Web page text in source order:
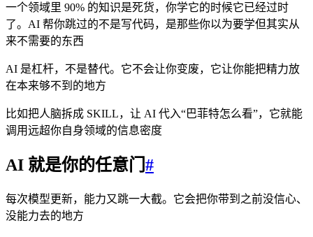
一个领域里 90% 的知识是死货，你学它的时候它已经过时
了。AI 帮你跳过的不是写代码，是那些你以为要学但其实从
来不需要的东西
AI 是杠杆，不是替代。它不会让你变废，它让你能把精力放
在本来够不到的地方
比如把人脑拆成 SKILL，让 AI 代入“巴菲特怎么看”，它就能
调用远超你自身领域的信息密度
AI 就是你的任意门 #
每次模型更新，能力又跳一大截。它会把你带到之前没信心、
没能力去的地方